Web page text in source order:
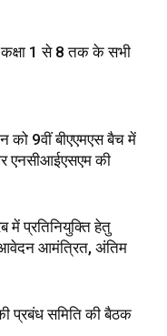
1 से 8 तक के सभी
को 9वीं बीएएमएस बैच में
एनसीआईएसएम की
प्रतिनियुक्ति हेतु
आवेदन आमंत्रित, अंतिम
प्रबंध समिति की बैठक